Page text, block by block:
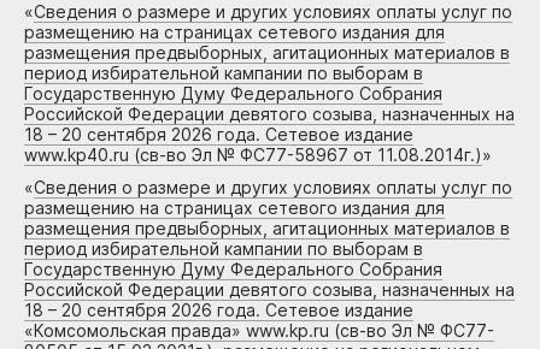
«Сведения о размере и других условиях оплаты услуг по
размещению на страницах сетевого издания для
размещения предвыборных, агитационных материалов в
период избирательной кампании по выборам в
Государственную Думу Федерального Собрания
Российской Федерации девятого созыва, назначенных на
18 – 20 сентября 2026 года. Сетевое издание
www.kp40.ru (св-во Эл № ФС77-58967 от 11.08.2014г.)»
«Сведения о размере и других условиях оплаты услуг по
размещению на страницах сетевого издания для
размещения предвыборных, агитационных материалов в
период избирательной кампании по выборам в
Государственную Думу Федерального Собрания
Российской Федерации девятого созыва, назначенных на
18 – 20 сентября 2026 года. Сетевое издание
«Комсомольская правда» www.kp.ru (св-во Эл № ФС77-